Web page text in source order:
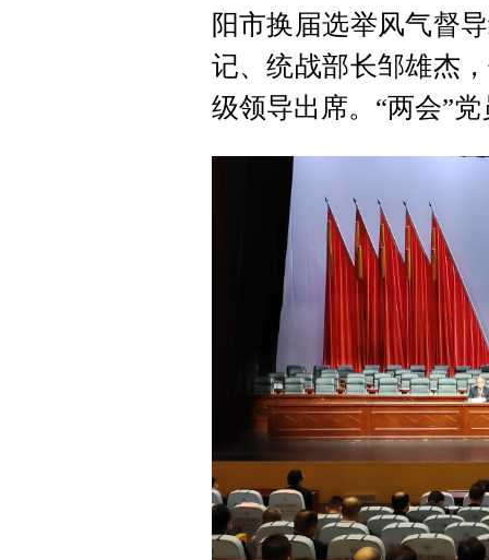
阳市换届选举风气督
记、统战部长邹雄杰
级领导出席。“两会”